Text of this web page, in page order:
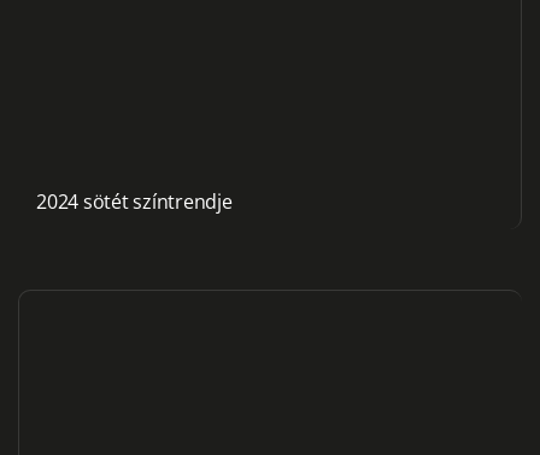
2024 sötét színtrendje